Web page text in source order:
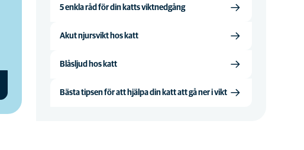
5 enkla råd för din katts viktnedgång
Akut njursvikt hos katt
Blåsljud hos katt
Bästa tipsen för att hjälpa din katt att gå ner i vikt